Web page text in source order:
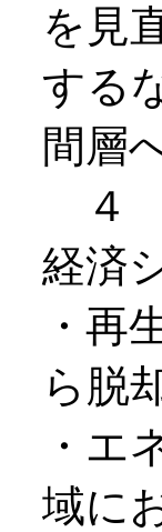
を見
する
間層
４
経済
・再
ら脱
・エ
域に